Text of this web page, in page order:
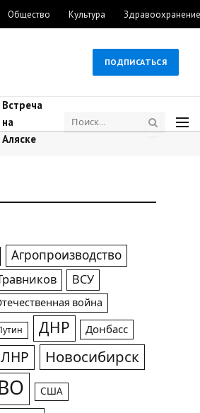
Общество Культура Здравоохранение
ПОДПИСАТЬСЯ
Встреча
на
Аляске
Агропроизводство
ВСУ
война
ДНР Донбасс
ЛНР Новосибирск
США